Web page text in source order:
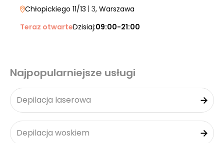
Chłopickiego 11/13 | 3, Warszawa
Teraz otwarteDzisiaj:09:00-21:00
Najpopularniejsze usługi
Depilacja laserowa
Depilacja woskiem